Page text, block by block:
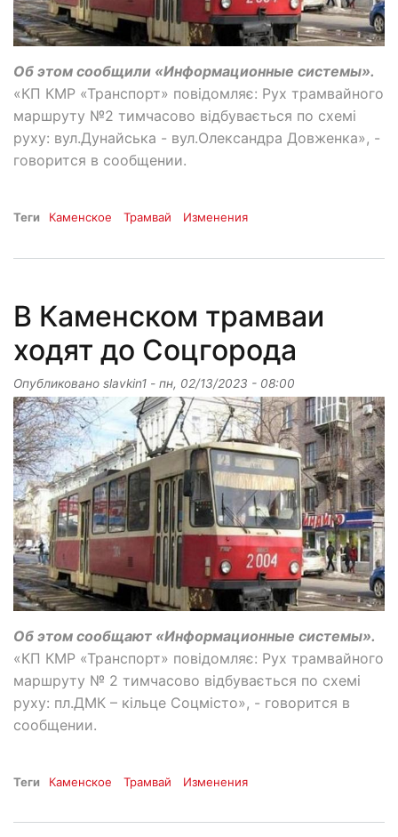
Об этом сообщили «Информационные системы».
«КП КМР «Транспорт» повідомляє: Рух трамвайного
маршруту №2 тимчасово відбувається по схемі
руху: вул.Дунайська - вул.Олександра Довженка», -
говорится в сообщении.
Теги Каменское Трамвай Изменения
В Каменском трамваи
ходят до Соцгорода
Опубликовано slavkin1 - пн, 02/13/2023 - 08:00
Об этом сообщают «Информационные системы».
«КП КМР «Транспорт» повідомляє: Рух трамвайного
маршруту № 2 тимчасово відбувається по схемі
руху: пл.ДМК – кільце Соцмісто», - говорится в
сообщении.
Теги Каменское Трамвай Изменения